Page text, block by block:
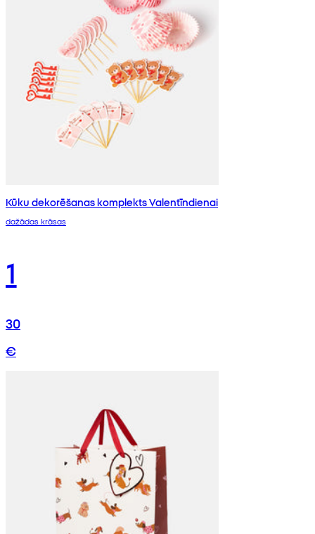
Kūku dekorēšanas komplekts Valentīndienai
dažādas krāsas
1
30
€